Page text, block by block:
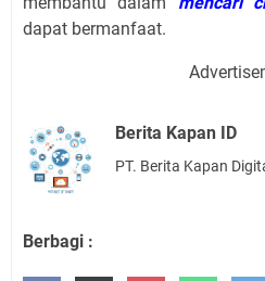
dapat bermanfaat.
Berita Kapan ID
PT. Berita Kapan
Berbagi :